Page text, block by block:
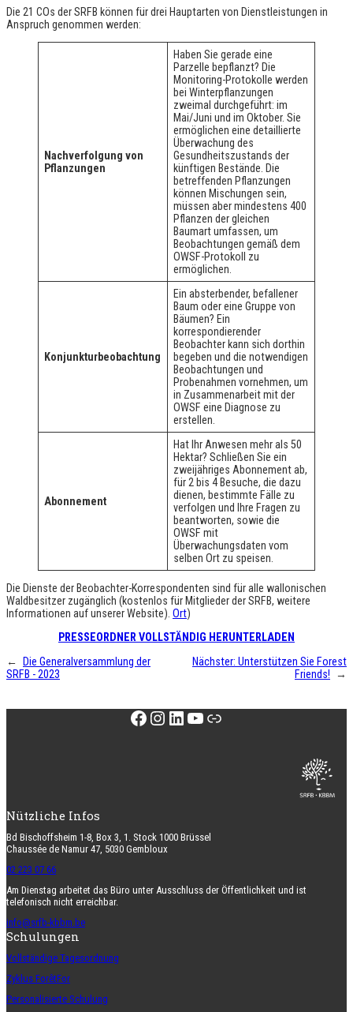
Die 21 COs der SRFB können für drei Hauptarten von Dienstleistungen in
Anspruch genommen werden:
Nachverfolgung von
Pflanzungen
Haben Sie gerade eine
Parzelle bepflanzt? Die
Monitoring-Protokolle werden
bei Winterpflanzungen
zweimal durchgeführt: im
Mai/Juni und im Oktober. Sie
ermöglichen eine detaillierte
Überwachung des
Gesundheitszustands der
künftigen Bestände. Die
betreffenden Pflanzungen
können Mischungen sein,
müssen aber mindestens 400
Pflanzen der gleichen
Baumart umfassen, um
Beobachtungen gemäß dem
OWSF-Protokoll zu
ermöglichen.
Konjunkturbeobachtung
Ein absterbender, befallener
Baum oder eine Gruppe von
Bäumen? Ein
korrespondierender
Beobachter kann sich dorthin
begeben und die notwendigen
Beobachtungen und
Probenahmen vornehmen, um
in Zusammenarbeit mit der
OWSF eine Diagnose zu
erstellen.
Abonnement
Hat Ihr Anwesen mehr als 50
Hektar? Schließen Sie ein
zweijähriges Abonnement ab,
für 2 bis 4 Besuche, die dazu
dienen, bestimmte Fälle zu
verfolgen und Ihre Fragen zu
beantworten, sowie die
OWSF mit
Überwachungsdaten vom
selben Ort zu speisen.
Die Dienste der Beobachter-Korrespondenten sind für alle wallonischen
Waldbesitzer zugänglich (kostenlos für Mitglieder der SRFB, weitere
Informationen auf unserer Website). Ort)
PRESSEORDNER VOLLSTÄNDIG HERUNTERLADEN
←
Die Generalversammlung der
SRFB - 2023
Nächster: Unterstützen Sie Forest
Friends!
→
Facebook
Instagram
LinkedIn
YouTube
Link
Nützliche Infos
Bd Bischoffsheim 1-8, Box 3, 1. Stock 1000 Brüssel
Chaussée de Namur 47, 5030 Gembloux
02 223 07 66
Am Dienstag arbeitet das Büro unter Ausschluss der Öffentlichkeit und ist
telefonisch nicht erreichbar.
info@srfb-kbbm.be
Schulungen
Vollständige Tagesordnung
Zyklus ForêtFor
Personalisierte Schulung